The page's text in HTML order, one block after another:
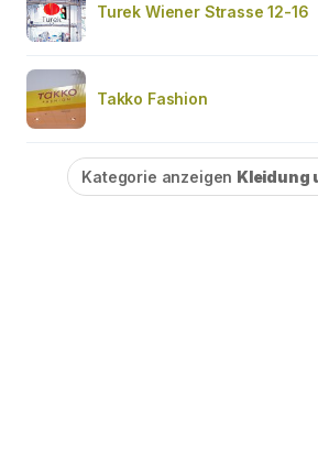
Turek Wiener Strasse 12-16
Takko Fashion
Kategorie anzeigen Kleidung